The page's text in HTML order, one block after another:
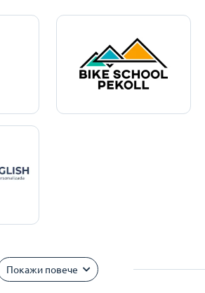
Покажи повече